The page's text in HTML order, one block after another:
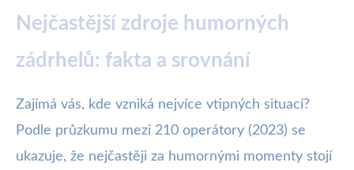
Nejčastější zdroje humorných
zádrhelů: fakta a srovnání
Zajímá vás, kde vzniká nejvíce vtipných situací?
Podle průzkumu mezi 210 operátory (2023) se
ukazuje, že nejčastěji za humornými momenty stojí